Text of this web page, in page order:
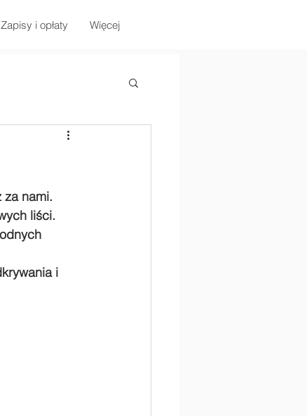
Zapisy i opłaty Więcej
za nami.
liści.
i